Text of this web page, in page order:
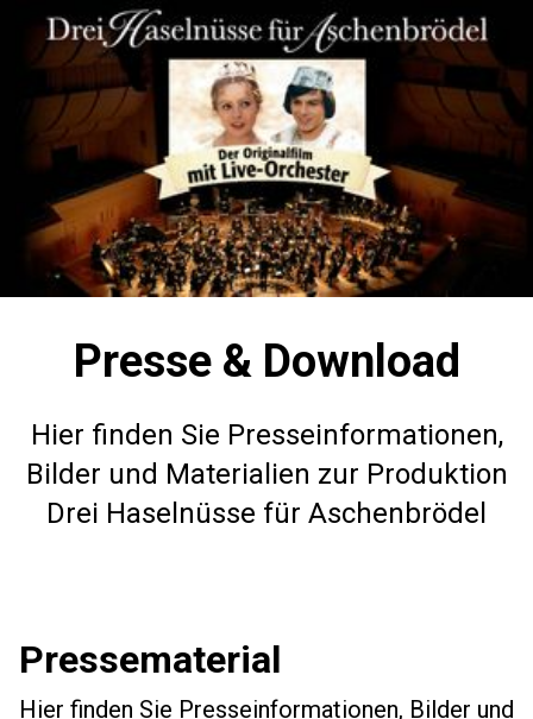
Presse & Download
Hier finden Sie Presseinformationen,
Bilder und Materialien zur Produktion
Drei Haselnüsse für Aschenbrödel
Pressematerial
Hier finden Sie Presseinformationen, Bilder und